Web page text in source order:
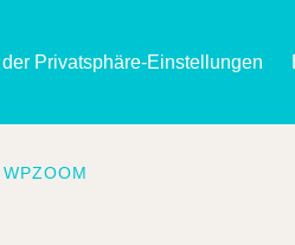
Privatsphäre-Einstellungen
WPZOOM